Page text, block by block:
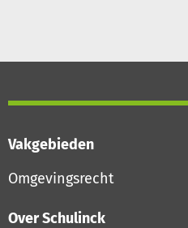
Vakgebieden
Omgevingsrecht
Over Schulinck